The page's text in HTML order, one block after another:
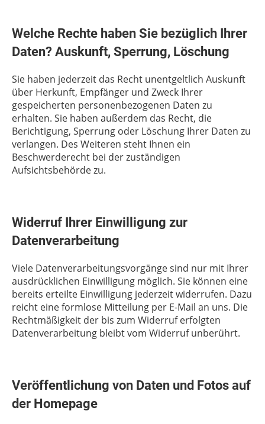
Welche Rechte haben Sie bezüglich Ihrer
Daten? Auskunft, Sperrung, Löschung
Sie haben jederzeit das Recht unentgeltlich Auskunft
über Herkunft, Empfänger und Zweck Ihrer
gespeicherten personenbezogenen Daten zu
erhalten. Sie haben außerdem das Recht, die
Berichtigung, Sperrung oder Löschung Ihrer Daten zu
verlangen. Des Weiteren steht Ihnen ein
Beschwerderecht bei der zuständigen
Aufsichtsbehörde zu.
Widerruf Ihrer Einwilligung zur
Datenverarbeitung
Viele Datenverarbeitungsvorgänge sind nur mit Ihrer
ausdrücklichen Einwilligung möglich. Sie können eine
bereits erteilte Einwilligung jederzeit widerrufen. Dazu
reicht eine formlose Mitteilung per E-Mail an uns. Die
Rechtmäßigkeit der bis zum Widerruf erfolgten
Datenverarbeitung bleibt vom Widerruf unberührt.
Veröffentlichung von Daten und Fotos auf
der Homepage